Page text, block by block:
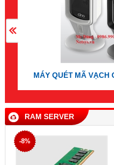
MÁY QUÉT MÃ VẠCH
RAM SERVER
-8%